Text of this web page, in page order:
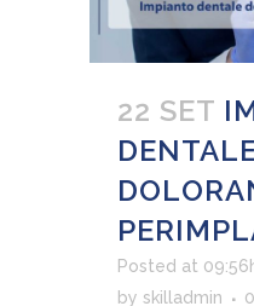
22 SET
Posted at
by skilladmin